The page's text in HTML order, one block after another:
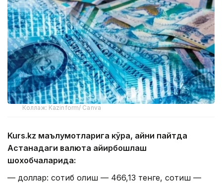
Коллаж: Kazinform/ Canva
Kurs.kz маълумотларига кўра, айни пайтда
Астанадаги валюта айирбошлаш
шохобчаларида:
— доллар: сотиб олиш — 466,13 тенге, сотиш —